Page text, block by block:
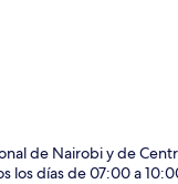
de Nairobi y de
los días de 07:00 a